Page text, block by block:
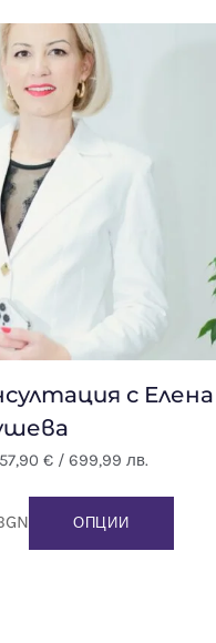
с Елена
€/ 699,99 лв.Price
ОПЦИИ
This
has